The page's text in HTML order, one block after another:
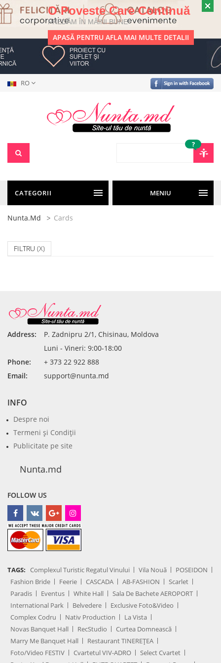
O Poveste Care Continuă
PREDĂM ÎN MÂINI BUNE
APASĂ PENTRU AFLA MAI MULTE DETALII
RO
?
CATEGORII MENIU
Nunta.md Cards
FILTRU (X)
Address:
P. Zadnipru 2/1, Chisinau, Moldova
Luni - Vineri: 9:00-18:00
Phone:
+ 373 22 922 888
Email:
support@nunta.md
INFO
Despre noi
Termeni şi Condiţii
Publicitate pe site
Nunta.md
FOLLOW US
TAGS: Complexul Turistic Regatul Vinului Vila Nouă
POSEIDON
Fashion Bride
Feerie CASCADA AB-FASHION
Scarlet
Paradis
Eventus White Hall
Sala De Bachete AEROPORT
International Park
Belvedere
Exclusive Foto&Video
Complex Codru
Nativ Production
La Vista
Novas Banquet Hall
RecStudio
Curtea Domnească
Marry Me Banquet Hall
Restaurant TINEREȚEA
Foto/Video FESTIV
Cvartetul VIV-ADRO
Select Cvartet